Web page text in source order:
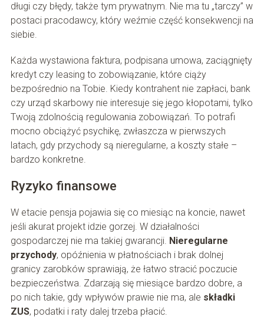
długi czy błędy, także tym prywatnym. Nie ma tu „tarczy” w
postaci pracodawcy, który weźmie część konsekwencji na
siebie.
Każda wystawiona faktura, podpisana umowa, zaciągnięty
kredyt czy leasing to zobowiązanie, które ciąży
bezpośrednio na Tobie. Kiedy kontrahent nie zapłaci, bank
czy urząd skarbowy nie interesuje się jego kłopotami, tylko
Twoją zdolnością regulowania zobowiązań. To potrafi
mocno obciążyć psychikę, zwłaszcza w pierwszych
latach, gdy przychody są nieregularne, a koszty stałe –
bardzo konkretne.
Ryzyko finansowe
W etacie pensja pojawia się co miesiąc na koncie, nawet
jeśli akurat projekt idzie gorzej. W działalności
gospodarczej nie ma takiej gwarancji. Nieregularne
przychody, opóźnienia w płatnościach i brak dolnej
granicy zarobków sprawiają, że łatwo stracić poczucie
bezpieczeństwa. Zdarzają się miesiące bardzo dobre, a
po nich takie, gdy wpływów prawie nie ma, ale składki
ZUS, podatki i raty dalej trzeba płacić.